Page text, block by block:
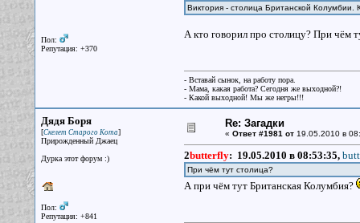
Пол:
Репутация: +370
Виктория - столица Британской
А кто говорил про столицу? При чём
- Вставай сынок, на работу пора.
- Мама, какая работа? Сегодня же выходной?!
- Какой выходной! Мы же негры!!!
Дядя Боря
[Скелет Старого Кота]
Прирожденный Джаец
Дурка этот форум :)
Пол:
Репутация: +841
Re: Загадки
« Ответ #1981 от19.05.2010 в
2butterfly: 19.05.2010 в 08:53:35,
При чём тут столица?
А при чём тут Британская Колумбия?